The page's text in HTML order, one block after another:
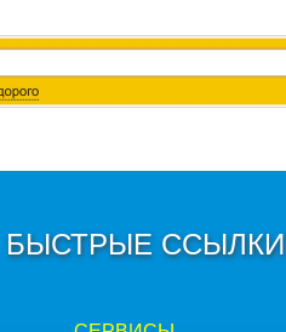
БЫСТРЫЕ ССЫЛКИ